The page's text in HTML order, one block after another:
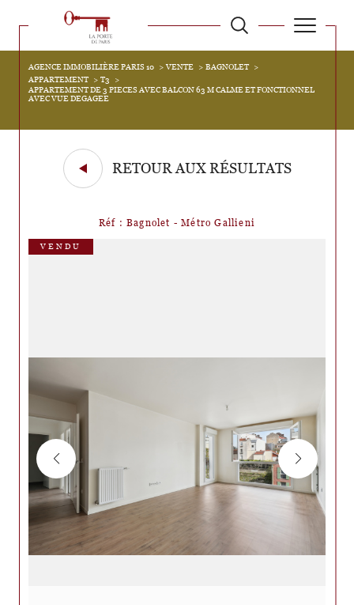
AGENCE IMMOBILIÈRE PARIS 10 VENTE
BAGNOLET
APPARTEMENT
T3
APPARTEMENT DE 3 PIECES AVEC BALCON 63 M CALME ET FONCTIONNEL
AVEC VUE DEGAGEE
RETOUR AUX RÉSULTATS
Réf : Bagnolet - Métro Gallieni
VENDU